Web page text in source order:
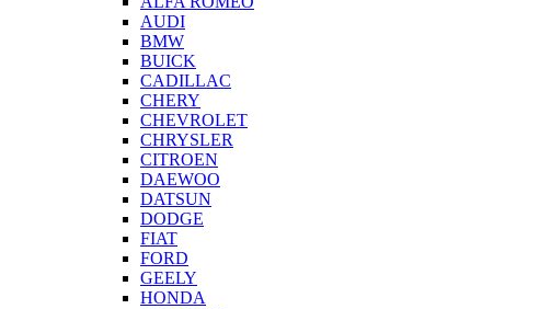
AUDI
BMW
BUICK
CADILLAC
CHERY
CHEVROLET
CHRYSLER
CITROEN
DAEWOO
DATSUN
DODGE
FIAT
FORD
GEELY
HONDA